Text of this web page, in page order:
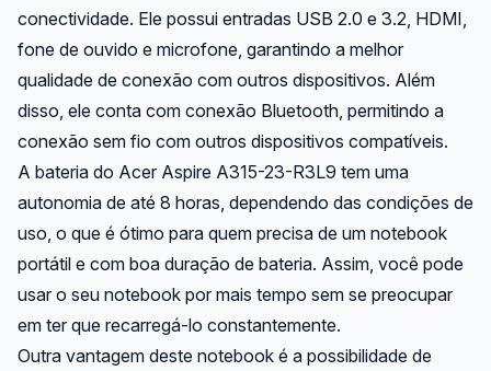
conectividade. Ele possui entradas USB 2.0 e 3.2, HDMI,
fone de ouvido e microfone, garantindo a melhor
qualidade de conexão com outros dispositivos. Além
disso, ele conta com conexão Bluetooth, permitindo a
conexão sem fio com outros dispositivos compatíveis.
A bateria do Acer Aspire A315-23-R3L9 tem uma
autonomia de até 8 horas, dependendo das condições de
uso, o que é ótimo para quem precisa de um notebook
portátil e com boa duração de bateria. Assim, você pode
usar o seu notebook por mais tempo sem se preocupar
em ter que recarregá-lo constantemente.
Outra vantagem deste notebook é a possibilidade de